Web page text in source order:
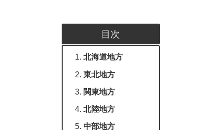
目次
北海道地方
東北地方
関東地方
北陸地方
中部地方